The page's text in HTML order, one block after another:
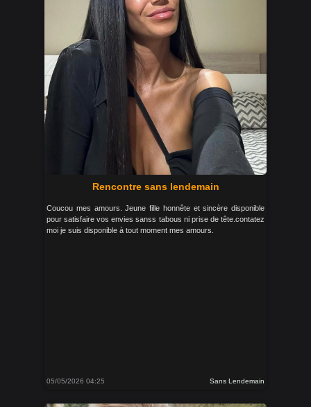
Rencontre sans lendemain
Coucou mes amours. Jeune fille honnête et sincère disponible
pour satisfaire vos envies sanss tabous ni prise de tête.contatez
moi je suis disponible à tout moment mes amours.
05/05/2026 04:25 Sans Lendemain